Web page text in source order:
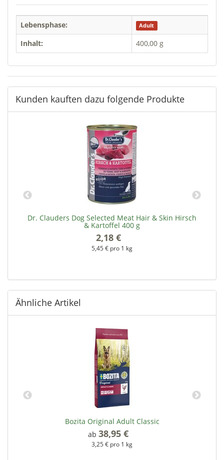
Lebensphase: Adult
Inhalt: 400,00 g
Kunden kauften dazu folgende Produkte
Dr. Clauders Dog Selected Meat Hair & Skin Hirsch
& Kartoffel 400 g
2,18 €
5,45 € pro 1 kg
Ähnliche Artikel
Bozita Original Adult Classic
ab 38,95 €
3,25 € pro 1 kg